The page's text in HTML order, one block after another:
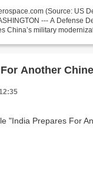
(Source: US
--- A Defense
China’s military
Another